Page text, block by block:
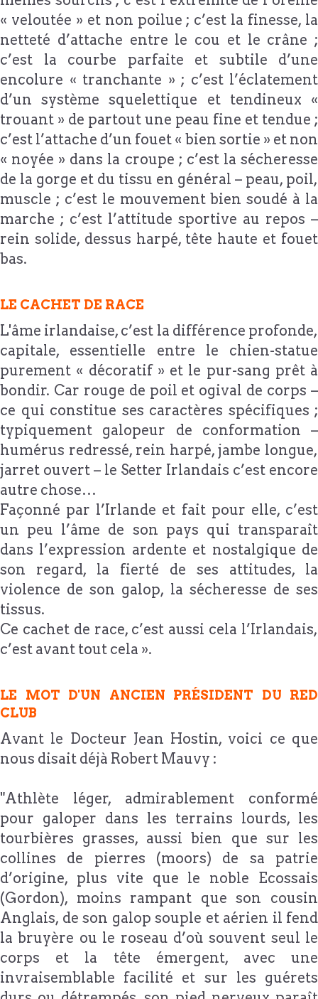
« veloutée » et non poilue ; c’est la finesse, la
netteté d’attache entre le cou et le crâne ;
c’est la courbe parfaite et subtile d’une
encolure « tranchante » ; c’est l’éclatement
d’un système squelettique et tendineux «
trouant » de partout une peau fine et tendue ;
c’est l’attache d’un fouet « bien sortie » et non
« noyée » dans la croupe ; c’est la sécheresse
de la gorge et du tissu en général – peau, poil,
muscle ; c’est le mouvement bien soudé à la
marche ; c’est l’attitude sportive au repos –
rein solide, dessus harpé, tête haute et fouet
bas.
LE CACHET DE RACE
L'âme irlandaise, c’est la différence profonde,
capitale, essentielle entre le chien-statue
purement « décoratif » et le pur-sang prêt à
bondir. Car rouge de poil et ogival de corps –
ce qui constitue ses caractères spécifiques ;
typiquement galopeur de conformation –
humérus redressé, rein harpé, jambe longue,
jarret ouvert – le Setter Irlandais c’est encore
autre chose…
Façonné par l’Irlande et fait pour elle, c’est
un peu l’âme de son pays qui transparaît
dans l’expression ardente et nostalgique de
son regard, la fierté de ses attitudes, la
violence de son galop, la sécheresse de ses
tissus.
Ce cachet de race, c’est aussi cela l’Irlandais,
c’est avant tout cela ».
LE MOT D'UN ANCIEN PRÉSIDENT DU RED
CLUB
Avant le Docteur Jean Hostin, voici ce que
nous disait déjà Robert Mauvy :
"Athlète léger, admirablement conformé
pour galoper dans les terrains lourds, les
tourbières grasses, aussi bien que sur les
collines de pierres (moors) de sa patrie
d’origine, plus vite que le noble Ecossais
(Gordon), moins rampant que son cousin
Anglais, de son galop souple et aérien il fend
la bruyère ou le roseau d’où souvent seul le
corps et la tête émergent, avec une
invraisemblable facilité et sur les guérets